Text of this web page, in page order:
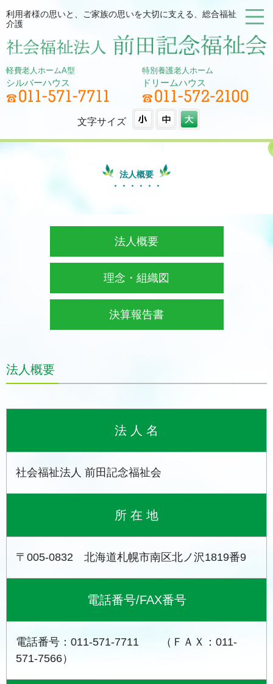
利用者様の思いと、ご家族の思いを大切に支える、総合福祉
介護
軽費老人ホームA型
シルバーハウス
特別養護老人ホーム
ドリームハウス
文字サイズ
法人概要
法人概要
理念・組織図
決算報告書
法人概要
法 人 名
社会福祉法人 前田記念福祉会
所 在 地
〒005-0832 北海道札幌市南区北ノ沢1819番9
電話番号/FAX番号
電話番号：011-571-7711 （ＦＡＸ：011-
571-7566）